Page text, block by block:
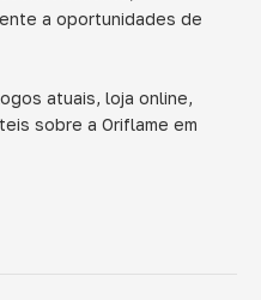
a oportunidades de
atuais, loja online,
sobre a Oriflame em